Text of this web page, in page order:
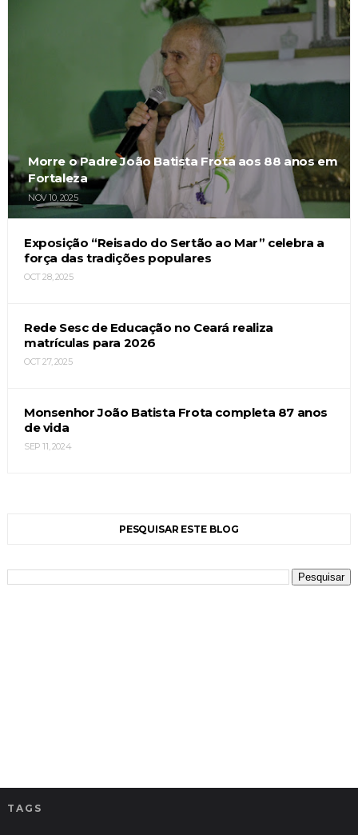
Morre o Padre João Batista Frota aos 88 anos em
Fortaleza
NOV 10, 2025
Exposição “Reisado do Sertão ao Mar” celebra a
força das tradições populares
OCT 28, 2025
Rede Sesc de Educação no Ceará realiza
matrículas para 2026
OCT 27, 2025
Monsenhor João Batista Frota completa 87 anos
de vida
SEP 11, 2024
PESQUISAR ESTE BLOG
TAGS